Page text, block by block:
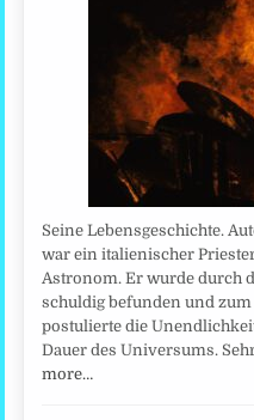
Seine Lebensgeschichte.
war ein italienischer
Astronom. Er wurde durch
schuldig befunden und
postulierte die
Dauer des Universums.
more…